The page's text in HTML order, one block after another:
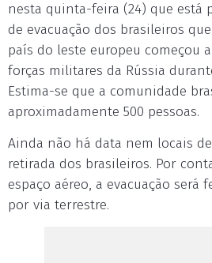
nesta quinta-feira (24) que está
de evacuação dos brasileiros
país do leste europeu começou
forças militares da Rússia
Estima-se que a comunidade
aproximadamente 500 pessoas.
Ainda não há data nem locais
retirada dos brasileiros. Por
espaço aéreo, a evacuação será
por via terrestre.